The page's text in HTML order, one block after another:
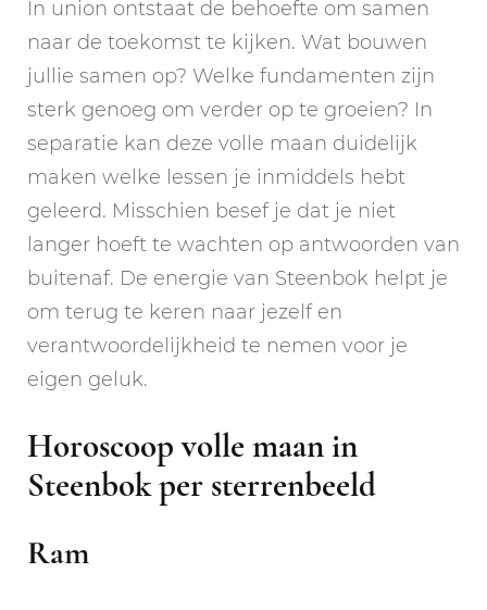
In union ontstaat de behoefte om samen
naar de toekomst te kijken. Wat bouwen
jullie samen op? Welke fundamenten zijn
sterk genoeg om verder op te groeien? In
separatie kan deze volle maan duidelijk
maken welke lessen je inmiddels hebt
geleerd. Misschien besef je dat je niet
langer hoeft te wachten op antwoorden van
buitenaf. De energie van Steenbok helpt je
om terug te keren naar jezelf en
verantwoordelijkheid te nemen voor je
eigen geluk.
Horoscoop volle maan in
Steenbok per sterrenbeeld
Ram